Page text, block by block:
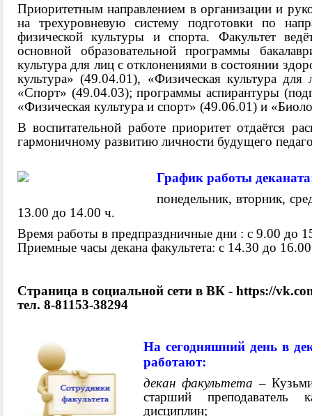
Приоритетным направлением в организации и
на трехуровневую систему подготовки по
физической культуры и спорта. Факультет
основной образовательной программы
культура для лиц с отклонениями в состоянии
культура» (49.04.01), «Физическая культура
«Спорт» (49.04.03); программы аспирантуры
«Физическая культура и спорт» (49.06.01) и
В воспитательной работе приоритет отдаётся
гармоничному развитию личности будущего
График работы
понедельник, вторник,
13.00 до 14.00 ч.
Время работы в предпраздничные дни : с 9.00 до
Приемные часы декана факультета: c 14.30 до
Страница в социальной сети в ВК - https://
тел. 8-81153-38294
На сегодняшний день в
работают:
декан факультета–
старший преподаватель
дисциплин;